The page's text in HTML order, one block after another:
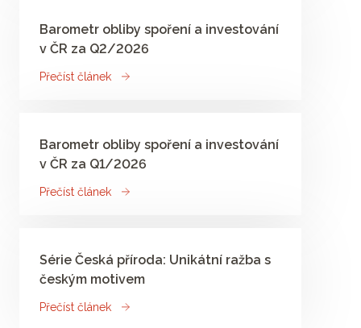
Barometr obliby spoření a investování
v ČR za Q2/2026
Přečíst článek
Barometr obliby spoření a investování
v ČR za Q1/2026
Přečíst článek
Série Česká příroda: Unikátní ražba s
českým motivem
Přečíst článek